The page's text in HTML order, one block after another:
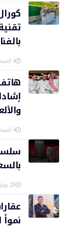
4 أغسطس، 2026
4 أغسطس، 2026
29 يوليو، 2026